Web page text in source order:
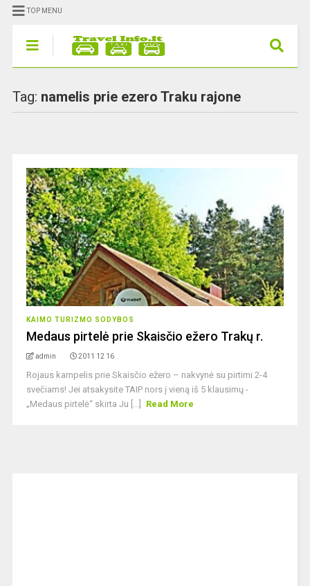
TOP MENU
Tag: namelis prie ezero Traku rajone
KAIMO TURIZMO SODYBOS
Medaus pirtelė prie Skaisčio ežero Trakų r.
admin 2011 12 16
Rojaus kampelis prie Skaisčio ežero – nakvynė su pirtimi 2-4
svečiams! Jei atsakysite TAIP nors į vieną iš 5 klausimų -
„Medaus pirtelė“ skirta Ju [...]
Read More